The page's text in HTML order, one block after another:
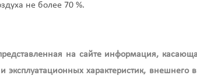
не более 70 %.
на сайте информация,
характеристик, внешнего